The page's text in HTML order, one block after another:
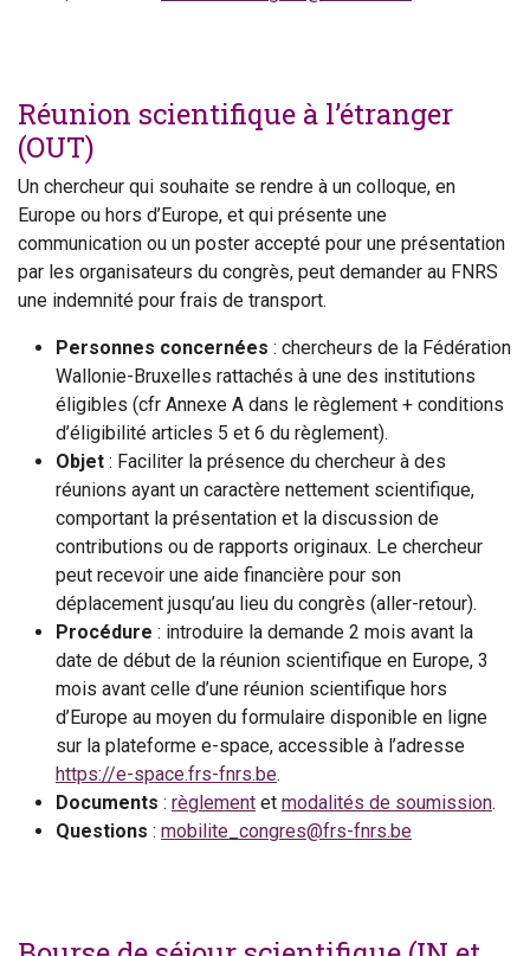
Réunion scientifique à l’étranger
(OUT)
Un chercheur qui souhaite se rendre à un colloque, en
Europe ou hors d’Europe, et qui présente une
communication ou un poster accepté pour une présentation
par les organisateurs du congrès, peut demander au FNRS
une indemnité pour frais de transport.
Personnes concernées : chercheurs de la Fédération
Wallonie-Bruxelles rattachés à une des institutions
éligibles (cfr Annexe A dans le règlement + conditions
d’éligibilité articles 5 et 6 du règlement).
Objet : Faciliter la présence du chercheur à des
réunions ayant un caractère nettement scientifique,
comportant la présentation et la discussion de
contributions ou de rapports originaux. Le chercheur
peut recevoir une aide financière pour son
déplacement jusqu’au lieu du congrès (aller-retour).
Procédure : introduire la demande 2 mois avant la
date de début de la réunion scientifique en Europe, 3
mois avant celle d’une réunion scientifique hors
d’Europe au moyen du formulaire disponible en ligne
sur la plateforme e-space, accessible à l’adresse
https://e-space.frs-fnrs.be.
Documents : règlement et modalités de soumission.
Questions : mobilite_congres@frs-fnrs.be